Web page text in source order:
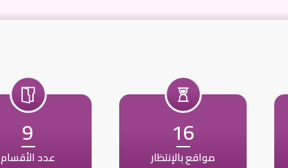
16
مواقع بالإنتظار
9
عدد الأقسام